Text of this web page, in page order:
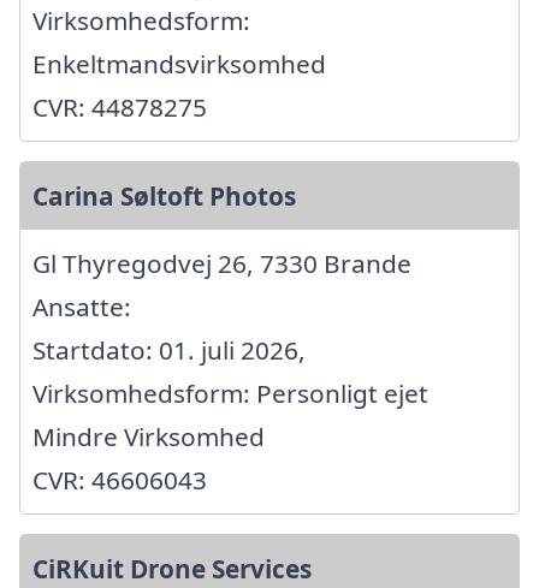
Virksomhedsform:
Enkeltmandsvirksomhed
CVR: 44878275
Carina Søltoft Photos
Gl Thyregodvej 26, 7330 Brande
Ansatte:
Startdato: 01. juli 2026,
Virksomhedsform: Personligt ejet
Mindre Virksomhed
CVR: 46606043
CiRKuit Drone Services